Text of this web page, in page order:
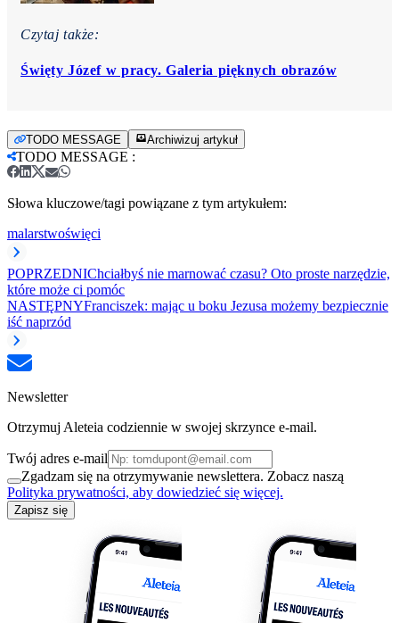
Czytaj także:
Święty Józef w pracy. Galeria pięknych obrazów
TODO MESSAGE Archiwizuj artykuł
TODO MESSAGE :
Słowa kluczowe/tagi powiązane z tym artykułem:
malarstwoświęci
POPRZEDNIChciałbyś nie marnować czasu? Oto proste narzędzie,
które może ci pomóc
NASTĘPNYFranciszek: mając u boku Jezusa możemy bezpiecznie
iść naprzód
Newsletter
Otrzymuj Aleteia codziennie w swojej skrzynce e-mail.
Twój adres e-mail
Zgadzam się na otrzymywanie newslettera. Zobacz naszą
Polityka prywatności, aby dowiedzieć się więcej.
Zapisz się